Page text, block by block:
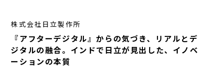
株式会社日立製作所
『アフターデジタル』からの気づき、リアルとデ
ジタルの融合。インドで日立が見出した、イノベ
ーションの本質